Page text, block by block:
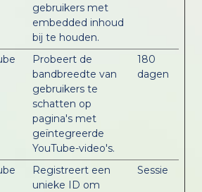
gebruikers met
embedded inhoud
bij te houden.
Probeert de
bandbreedte van
gebruikers te
schatten op
pagina's met
geïntegreerde
YouTube-video's.
180
dagen
Registreert een
unieke ID om
Sessie